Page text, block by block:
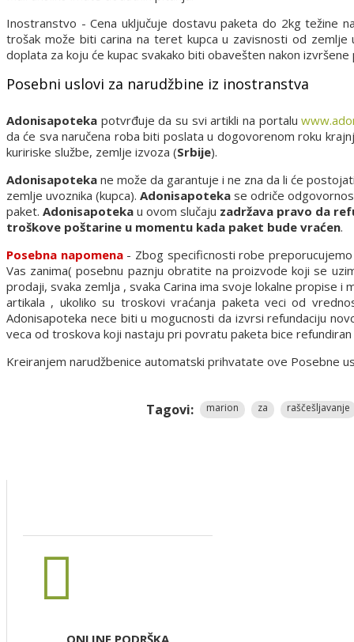
Inostranstvo - Cena uključuje dostavu paketa do 2kg težine
trošak može biti carina na teret kupca u zavisnosti od
doplata za koju će kupac svakako biti obavešten nakon
Posebni uslovi za narudžbine iz inostranstva
Adonisapoteka potvrđuje da su svi artikli na portalu
da će sva naručena roba biti poslata u dogovorenom roku
kuririske službe, zemlje izvoza (Srbije).
Adonisapoteka ne može da garantuje i ne zna da li će
zemlje uvoznika (kupca). Adonisapoteka se odriče
paket. Adonisapoteka u ovom slučaju zadržava pravo da
troškove poštarine u momentu kada paket bude vraćen.
Posebna napomena- Zbog specificnosti robe
Vas zanima( posebnu paznju obratite na proizvode koji se
prodaji, svaka zemlja , svaka Carina ima svoje lokalne propise
artikala , ukoliko su troskovi vraćanja paketa veci od
Adonisapoteka nece biti u mogucnosti da izvrsi refundaciju
veca od troskova koji nastaju pri povratu paketa bice
Kreiranjem narudžbenice automatski prihvatate ove Posebne
Tagovi: marion za raščešljavanje
ONLINE PODRŠKA